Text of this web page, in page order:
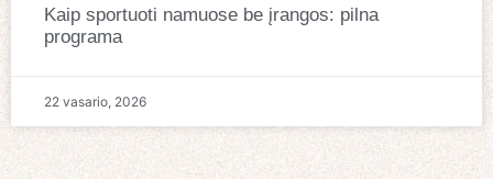
Kaip sportuoti namuose be įrangos: pilna
programa
22 vasario, 2026